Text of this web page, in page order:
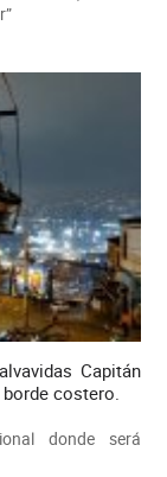
Capitán
costero.
donde será